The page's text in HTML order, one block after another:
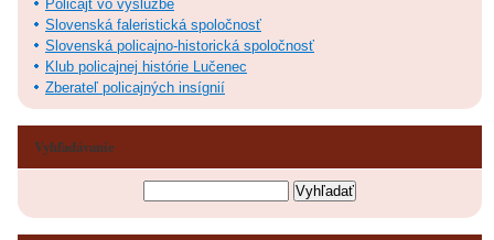
Policajt vo výslužbe
Slovenská faleristická spoločnosť
Slovenská policajno-historická spoločnosť
Klub policajnej histórie Lučenec
Zberateľ policajných insígnií
Vyhľadávanie